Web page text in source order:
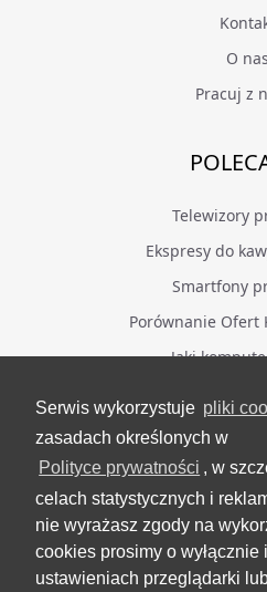
Serwis wykorzystuje pliki
zasadach określonych w
Polityce prywatności , w
celach statystycznych i
nie wyrażasz zgody na
cookies prosimy o wyłącznie
ustawieniach przeglądarki
O nas
Pracuj z
Telewizory
Ekspresy do
Smartfony
Porównanie Ofert
Jaki
BĄDŹ NA
Grupa Testerzy